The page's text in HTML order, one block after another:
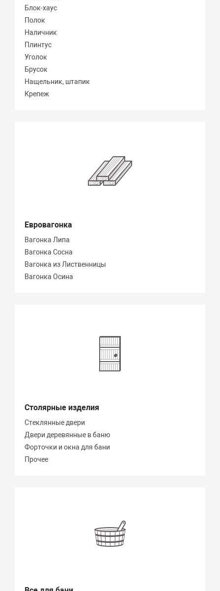
Блок-хаус
Полок
Наличник
Плинтус
Уголок
Брусок
Нащельник, штапик
Крепеж
Евровагонка
Вагонка Липа
Вагонка Сосна
Вагонка из Лиственницы
Вагонка Осина
Столярные изделия
Стеклянные двери
Двери деревянные в баню
Форточки и окна для бани
Прочее